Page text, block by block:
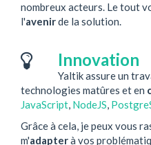
nombreux acteurs. Le tout
l'avenirde la solution.
Innovation
Yaltik assure un
technologies matûres et en
JavaScript NodeJS
Grâce à cela, je peux vous
m'adapterà vos